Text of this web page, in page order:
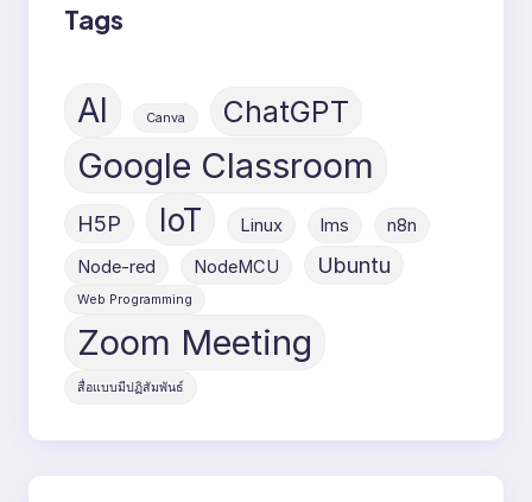
Tags
AI Canva ChatGPT
Google Classroom
H5P IoT Linux lms
n8n
Node-red
NodeMCU Ubuntu
Web Programming
Zoom Meeting
สื่อแบบมีปฏิสัมพันธ์